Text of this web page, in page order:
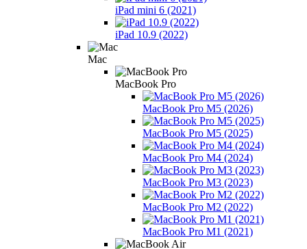
iPad mini 6 (2021)
iPad 10.9 (2022)
Mac
MacBook Pro
MacBook Pro M5 (2026)
MacBook Pro M5 (2025)
MacBook Pro M4 (2024)
MacBook Pro M3 (2023)
MacBook Pro M2 (2022)
MacBook Pro M1 (2021)